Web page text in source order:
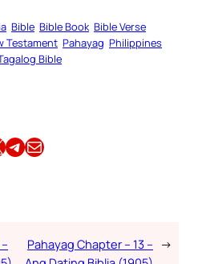
Bible Bible Book Bible Verse
Testament Pahayag Philippines
Bible
Share this article on TelegramEmail this Article
Pahayag Chapter – 13 – →